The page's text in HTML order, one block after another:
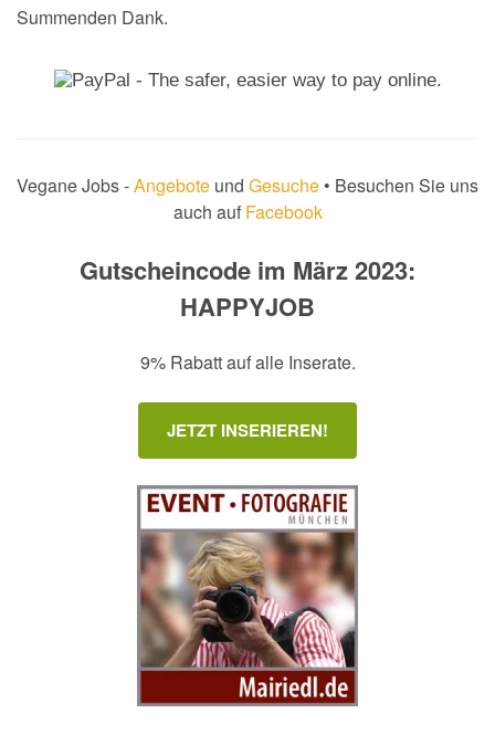
Summenden Dank.
Vegane Jobs -Angebote und Gesuche • Besuchen Sie uns
auch auf Facebook
Gutscheincode im März 2023:
HAPPYJOB
9% Rabatt auf alle Inserate.
JETZT INSERIEREN!